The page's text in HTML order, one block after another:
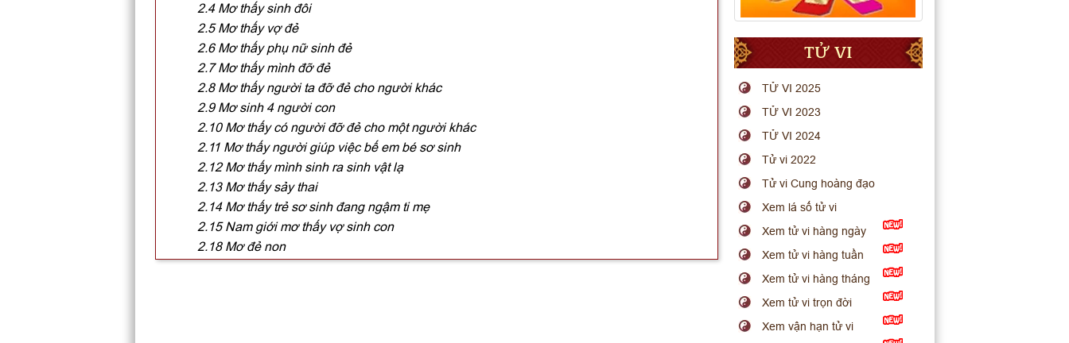
2.4 Mơ thấy sinh đôi
2.5 Mơ thấy vợ đẻ
2.6 Mơ thấy phụ nữ sinh đẻ
2.7 Mơ thấy mình đỡ đẻ
2.8 Mơ thấy người ta đỡ đẻ cho người khác
2.9 Mơ sinh 4 người con
2.10 Mơ thấy có người đỡ đẻ cho một người khác
2.11 Mơ thấy người giúp việc bế em bé sơ sinh
2.12 Mơ thấy mình sinh ra sinh vật lạ
2.13 Mơ thấy sảy thai
2.14 Mơ thấy trẻ sơ sinh đang ngậm ti mẹ
2.15 Nam giới mơ thấy vợ sinh con
2.18 Mơ đẻ non
2.19 Mơ đẻ em bé rất to
TỬ VI
TỬ VI 2025
TỬ VI 2023
TỬ VI 2024
Tử vi 2022
Tử vi Cung hoàng đạo
Xem lá số tử vi
Xem tử vi hàng ngày
Xem tử vi hàng tuần
Xem tử vi hàng tháng
Xem tử vi trọn đời
Xem vận hạn tử vi